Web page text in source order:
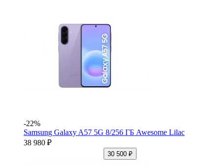
-22%
Samsung Galaxy A57 5G 8/256 ГБ Awesome Lilac
38 980 ₽
30 500 ₽